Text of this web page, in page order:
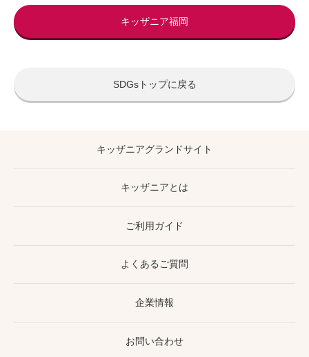
キッザニア福岡
SDGsトップに戻る
キッザニアグランドサイト
キッザニアとは
ご利用ガイド
よくあるご質問
企業情報
お問い合わせ